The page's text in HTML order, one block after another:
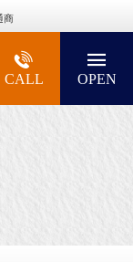
商
級楽器の梱包・輸送
CALL OPEN